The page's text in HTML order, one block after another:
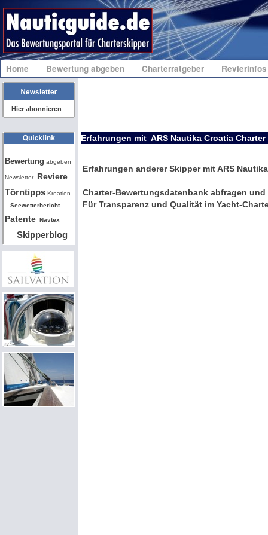
Home Bewertung abgeben Charterratgeber
Erfahrungen mit ARS Nautika Croatia Charter
Hier abonnieren
Bw
Bewertung abgeben
Newsletter Reviere
Törntipps Kroatien
Seewetterbericht
Patente Navtex
Skipperblog
Erfahrungen anderer Skipper mit ARS
Charter-Bewertungsdatenbank abfragen
Für Transparenz und Qualität im Yacht-